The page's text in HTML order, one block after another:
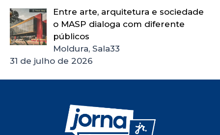
Entre arte, arquitetura e sociedade
o MASP dialoga com diferente
públicos
Moldura, Sala33
31 de julho de 2026